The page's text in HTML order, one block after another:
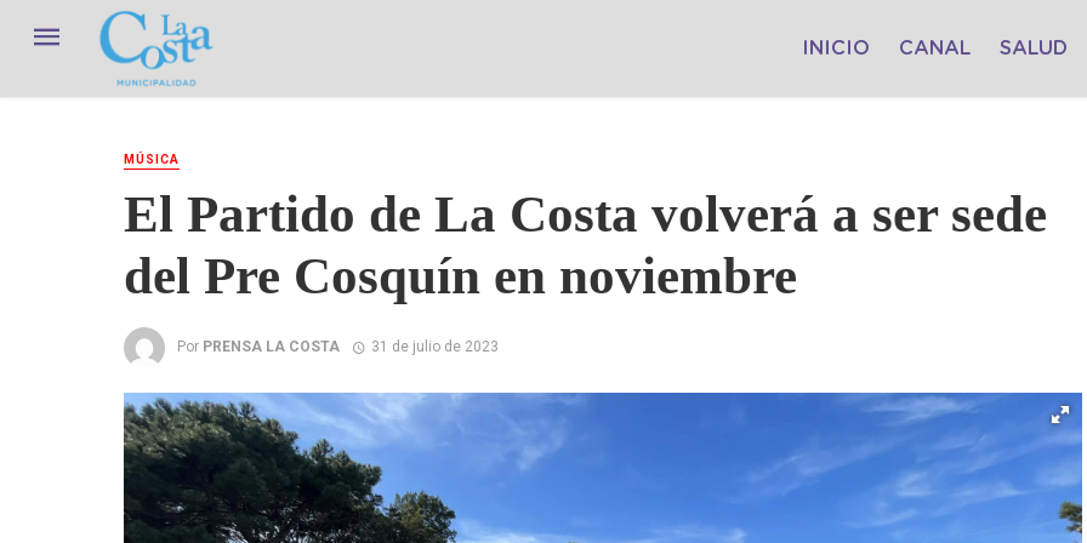
INICIO CANAL SALUD
MÚSICA
El Partido de La Costa volverá a ser sede
del Pre Cosquín en noviembre
Por PRENSA LA COSTA 31 de julio de 2023